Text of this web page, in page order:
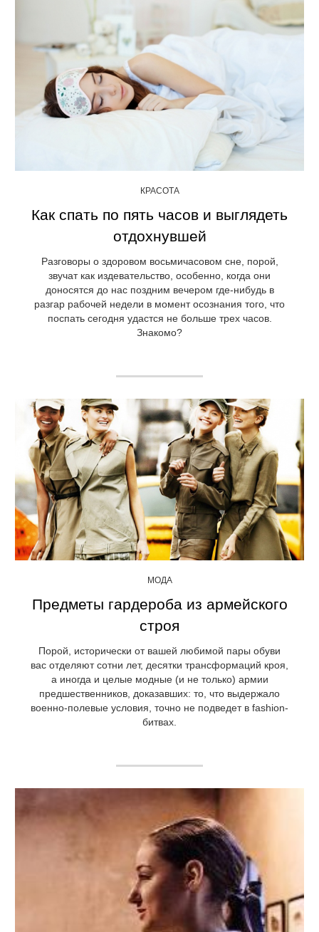
КРАСОТА
Как спать по пять часов и выглядеть
отдохнувшей
Разговоры о здоровом восьмичасовом сне, порой,
звучат как издевательство, особенно, когда они
доносятся до нас поздним вечером где-нибудь в
разгар рабочей недели в момент осознания того, что
поспать сегодня удастся не больше трех часов.
Знакомо?
МОДА
Предметы гардероба из армейского
строя
Порой, исторически от вашей любимой пары обуви
вас отделяют сотни лет, десятки трансформаций кроя,
а иногда и целые модные (и не только) армии
предшественников, доказавших: то, что выдержало
военно-полевые условия, точно не подведет в fashion-
битвах.